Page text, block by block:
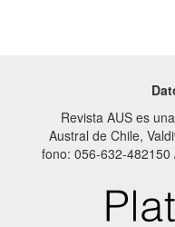
Revista AUS es
Austral de Chile,
fono: 056-632-482150